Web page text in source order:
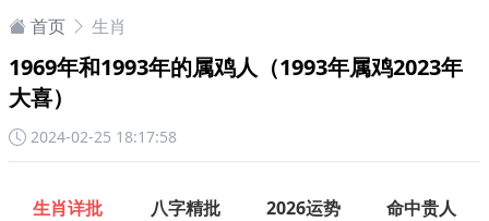
首页 生肖
1969年和1993年的属鸡人（1993年属鸡2023年
大喜）
2024-02-25 18:17:58
生肖详批 八字精批 2026运势 命中贵人